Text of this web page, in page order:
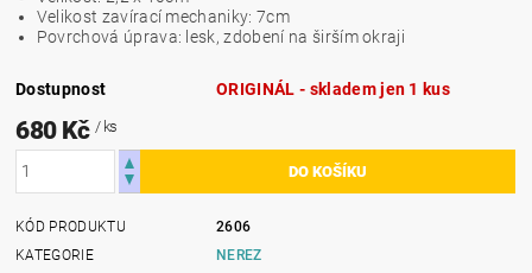
Velikost zavírací mechaniky: 7cm
Povrchová úprava: lesk, zdobení na širším okraji
Dostupnost ORIGINÁL - skladem jen 1 kus
680 Kč / ks
KÓD PRODUKTU
2606
KATEGORIE
NEREZ